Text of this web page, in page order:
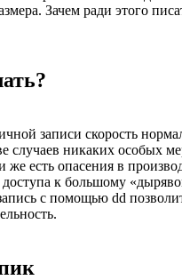
Зачем ради этого
записи скорость
случаев никаких особых
есть опасения в
доступа к большому
с помощью dd